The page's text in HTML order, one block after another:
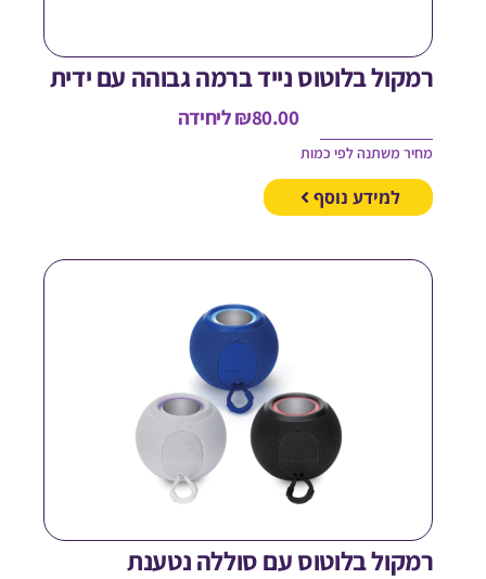
בלוטוס נייד ברמה גבוהה עם ידית
₪ליחידה
משתנה לפי כמות
למידע נוסף
בלוטוס עם סוללה נטענת